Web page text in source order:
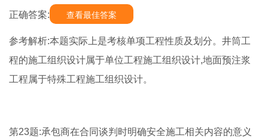
正确答案: 查看最佳答案
参考解析:本题实际上是考核单项工程性质及划分。井筒工
程的施工组织设计属于单位工程施工组织设计,地面预注浆
工程属于特殊工程施工组织设计。
第23题:承包商在合同谈判时明确安全施工相关内容的意义